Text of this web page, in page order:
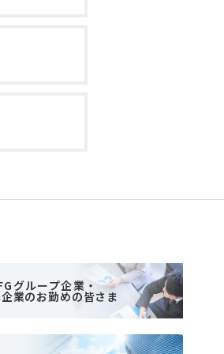
グループ企業・
業のお勤めの皆さま